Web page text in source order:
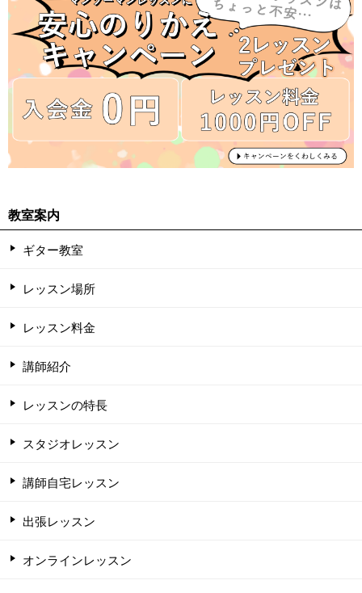
教室案内
ギター教室
レッスン場所
レッスン料金
講師紹介
レッスンの特長
スタジオレッスン
講師自宅レッスン
出張レッスン
オンラインレッスン